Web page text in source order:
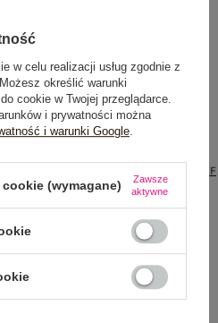
Wymiary modelki: wzrost 173 cm,
95 cm
txt_BESTSELLER#0FA67E#FFFFFF
w celu realizacji usług zgodnie z
określić warunki
cookie w Twojej przeglądarce.
i prywatności można
i warunki Google.
(wymagane)
Zawsze
aktywne